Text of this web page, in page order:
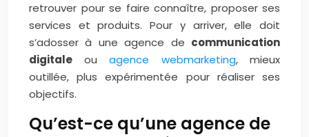
retrouver pour se faire connaître, proposer ses
services et produits. Pour y arriver, elle doit
s’adosser à une agence de communication
digitale ou agence webmarketing, mieux
outillée, plus expérimentée pour réaliser ses
objectifs.
Qu’est-ce qu’une agence de